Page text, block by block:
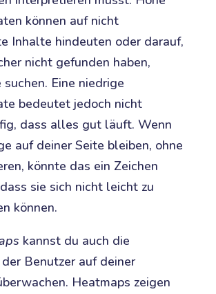
können auf nicht
Inhalte hindeuten oder darauf,
nicht gefunden haben,
Eine niedrige
bedeutet jedoch nicht
dass alles gut läuft. Wenn
auf deiner Seite bleiben, ohne
könnte das ein Zeichen
sie sich nicht leicht zu
können.
kannst du auch die
Benutzer auf deiner
Heatmaps zeigen